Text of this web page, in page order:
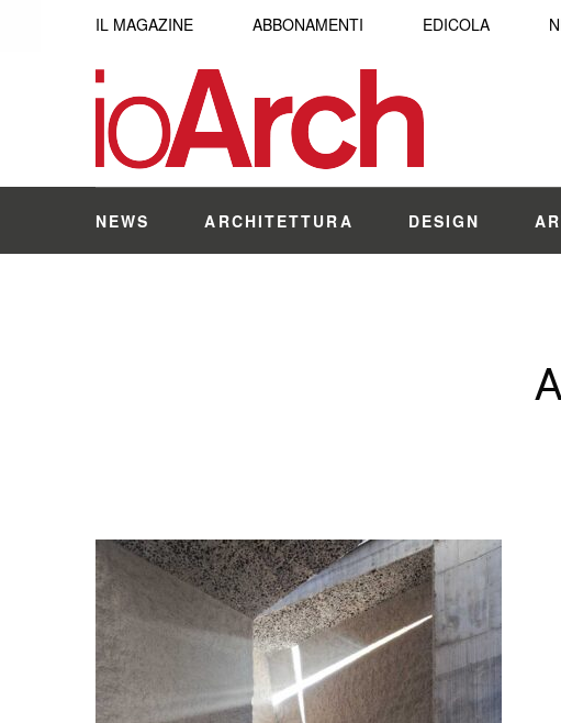
IL MAGAZINE ABBONAMENTI EDICOLA
NEWS ARCHITETTURA DESIGN